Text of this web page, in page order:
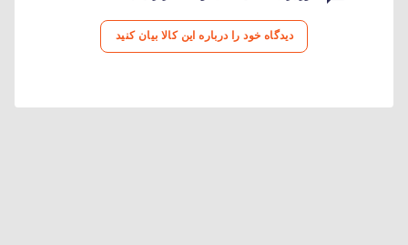
دیدگاه خود را درباره این کالا بیان کنید